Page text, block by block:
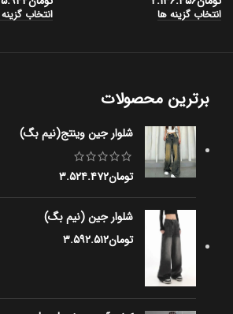
انتخاب گزینه ها انتخاب
برترین محصولات
شلوار جین وینتج(نیم بگ)
تومان۳.۵۲۴.۴۷۲
شلوار جین (نیم بگ)
تومان۳.۵۹۲.۵۱۲